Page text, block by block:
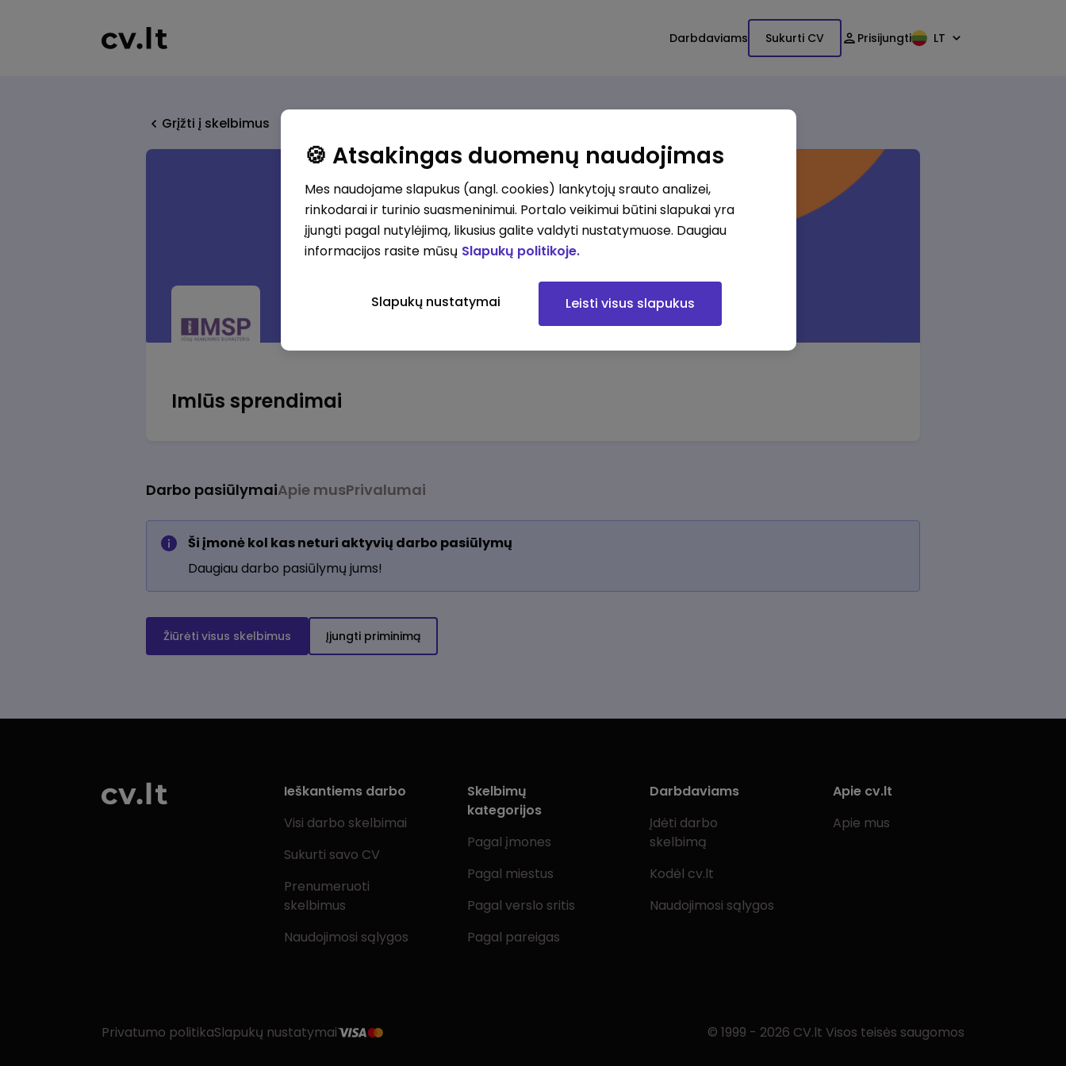
Darbdaviams Sukurti CV Prisijungti LT
Grįžti į skelbimus
Imlūs sprendimai
Darbo pasiūlymaiApie musPrivalumai
Ši įmonė kol kas neturi aktyvių darbo pasiūlymų
Daugiau darbo pasiūlymų jums!
Žiūrėti visus skelbimus Įjungti priminimą
Ieškantiems darbo
Visi darbo skelbimai
Sukurti savo CV
Prenumeruoti
skelbimus
Naudojimosi sąlygos
Skelbimų
kategorijos
Pagal įmones
Pagal miestus
Pagal verslo sritis
Pagal pareigas
Darbdaviams
Įdėti darbo
skelbimą
Kodėl cv.lt
Naudojimosi sąlygos
Apie cv.lt
Apie mus
Privatumo politikaSlapukų nustatymai © 1999 - 2026 CV.lt Visos teisės saugomos
🍪 Atsakingas duomenų naudojimas
Mes naudojame slapukus (angl. cookies) lankytojų srauto analizei,
rinkodarai ir turinio suasmeninimui. Portalo veikimui būtini slapukai yra
įjungti pagal nutylėjimą, likusius galite valdyti nustatymuose. Daugiau
informacijos rasite mūsų Slapukų politikoje.
Slapukų nustatymai Leisti visus slapukus